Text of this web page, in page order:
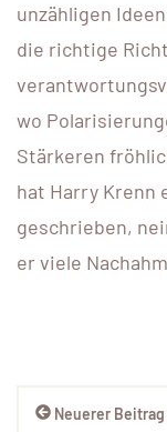
unzähligen
die richtige
wo
Stärkeren
hat Harry Krenn
geschrieben,
er viele
Neuerer Beitrag